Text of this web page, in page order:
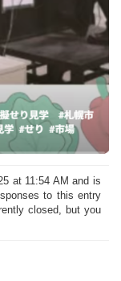
at 11:54 AM and is
to this entry
closed, but you